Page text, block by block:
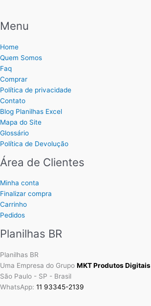
Menu
Home
Quem Somos
Faq
Comprar
Política de privacidade
Contato
Blog Planilhas Excel
Mapa do Site
Glossário
Política de Devolução
Área de Clientes
Minha conta
Finalizar compra
Carrinho
Pedidos
Planilhas BR
Planilhas BR
Uma Empresa do Grupo MKT Produtos Digitais
São Paulo - SP - Brasil
WhatsApp: 11 93345-2139